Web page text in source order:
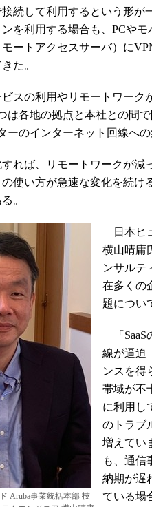
続して利用するという形が
を利用する場合も、PCや
ートアクセスサーバ）に
た。
スの利用やリモートワーク
は各地の拠点と本社との間
ーのインターネット回線への
れば、リモートワークが減
使い方が急速な変化を続け
。
Aruba事業統括本部 技
日本ヒ
横山晴庸
ンサルテ
在多くの
題につい
「SaaS
線が逼迫
ンスを得
帯域が不
に利用し
のトラブ
増えてい
も、通信
納期が遅
ている場